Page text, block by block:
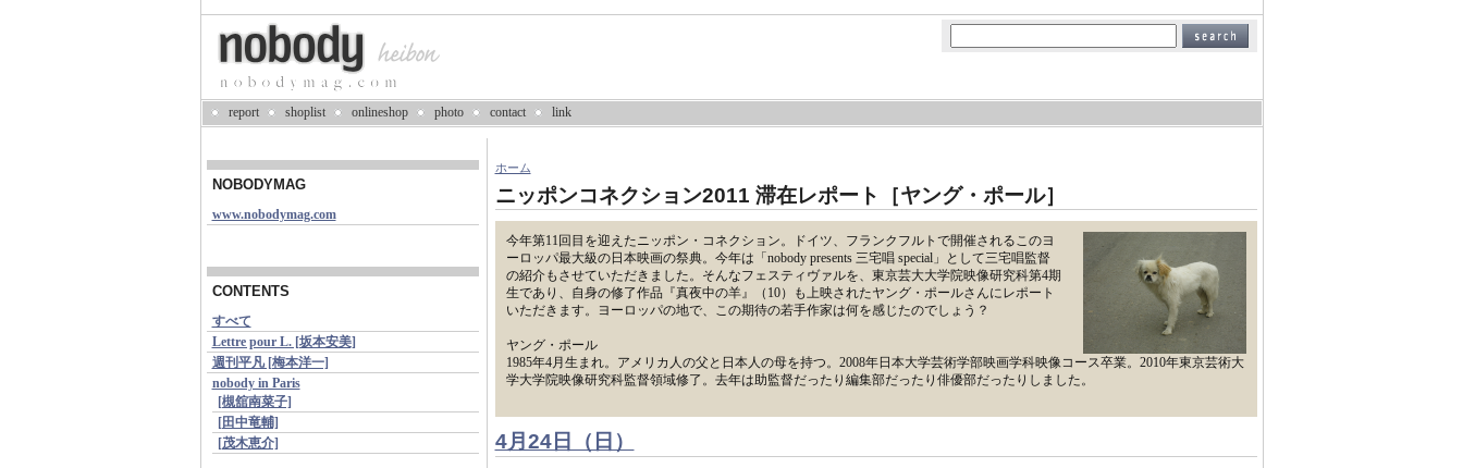
report shoplist onlineshop photo contact link
NOBODYMAG
www.nobodymag.com
CONTENTS
すべて
Lettre pour L. [坂本安美]
週刊平凡 [梅本洋一]
nobody in Paris
[槻舘南菜子]
[田中竜輔]
[茂木恵介]
ホーム
ニッポンコネクション2011 滞在レポート［ヤング・ポール］
今年第11回目を迎えたニッポン・コネクション。ドイツ、フランクフルトで開催されるこのヨ
ーロッパ最大級の日本映画の祭典。今年は「nobody presents 三宅唱 special」として三宅唱監督
の紹介もさせていただきました。そんなフェスティヴァルを、東京芸大大学院映像研究科第4期
生であり、自身の修了作品『真夜中の羊』（10）も上映されたヤング・ポールさんにレポート
いただきます。ヨーロッパの地で、この期待の若手作家は何を感じたのでしょう？
ヤング・ポール
1985年4月生まれ。アメリカ人の父と日本人の母を持つ。2008年日本大学芸術学部映画学科映像コース卒業。2010年東京芸術大
学大学院映像研究科監督領域修了。去年は助監督だったり編集部だったり俳優部だったりしました。
4月24日（日）